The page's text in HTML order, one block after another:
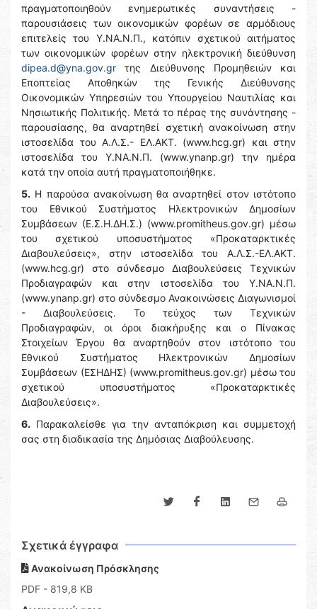
πραγματοποιηθούν ενημερωτικές συναντήσεις -
παρουσιάσεις των οικονομικών φορέων σε αρμόδιους
επιτελείς του Υ.ΝΑ.Ν.Π., κατόπιν σχετικού αιτήματος
των οικονομικών φορέων στην ηλεκτρονική διεύθυνση
dipea.d@yna.gov.gr της Διεύθυνσης Προμηθειών και
Εποπτείας Αποθηκών της Γενικής Διεύθυνσης
Οικονομικών Υπηρεσιών του Υπουργείου Ναυτιλίας και
Νησιωτικής Πολιτικής. Μετά το πέρας της συνάντησης -
παρουσίασης, θα αναρτηθεί σχετική ανακοίνωση στην
ιστοσελίδα του Α.Λ.Σ.- ΕΛ.ΑΚΤ. (www.hcg.gr) και στην
ιστοσελίδα του Y.NA.N.Π. (www.ynanp.gr) την ημέρα
κατά την οποία αυτή πραγματοποιήθηκε.
5. Η παρούσα ανακοίνωση θα αναρτηθεί στον ιστότοπο
του Εθνικού Συστήματος Ηλεκτρονικών Δημοσίων
Συμβάσεων (Ε.Σ.Η.ΔΗ.Σ.) (www.promitheus.gov.gr) μέσω
του σχετικού υποσυστήματος «Προκαταρκτικές
Διαβουλεύσεις», στην ιστοσελίδα του Α.Λ.Σ.-ΕΛ.ΑΚΤ.
(www.hcg.gr) στο σύνδεσμο Διαβουλεύσεις Τεχνικών
Προδιαγραφών και στην ιστοσελίδα του Y.NA.N.Π.
(www.ynanp.gr) στο σύνδεσμο Ανακοινώσεις Διαγωνισμοί
- Διαβουλεύσεις. Το τεύχος των Τεχνικών
Προδιαγραφών, οι όροι διακήρυξης και ο Πίνακας
Στοιχείων Έργου θα αναρτηθούν στον ιστότοπο του
Εθνικού Συστήματος Ηλεκτρονικών Δημοσίων
Συμβάσεων (ΕΣΗΔΗΣ) (www.promitheus.gov.gr) μέσω του
σχετικού υποσυστήματος «Προκαταρκτικές
Διαβουλεύσεις».
6. Παρακαλείσθε για την ανταπόκριση και συμμετοχή
σας στη διαδικασία της Δημόσιας Διαβούλευσης.
Σχετικά έγγραφα
Ανακοίνωση Πρόσκλησης
PDF - 819,8 KB